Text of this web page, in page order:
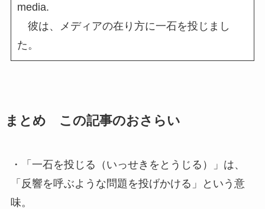
media.
彼は、メディアの在り方に一石を投じまし
た。
まとめ この記事のおさらい
・「一石を投じる（いっせきをとうじる）」は、
「反響を呼ぶような問題を投げかける」という意
味。